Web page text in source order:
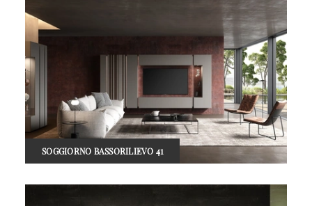
SOGGIORNO BASSORILIEVO 41